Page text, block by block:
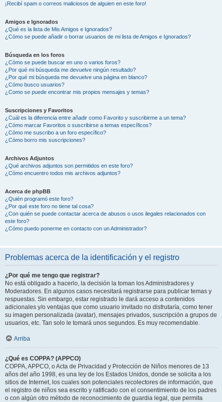
¡Recibí spam o correos maliciosos de alguien en este foro!
Amigos e Ignorados
¿Qué es la lista de Mis Amigos e Ignorados?
¿Cómo se puede añadir o borrar usuarios de mi lista de Amigos e Ignorados?
Búsqueda en los foros
¿Cómo se puede buscar en uno o varios foros?
¿Por qué mi búsqueda me devuelve ningún resultado?
¿Por qué mi búsqueda me devuelve una página en blanco?
¿Cómo busco usuarios?
¿Como se puede encontrar mis propios mensajes y temas?
Suscripciones y Favoritos
¿Cuál es la diferencia entre añadir como Favorito y suscribirme a un tema?
¿Cómo marcar Favoritos o suscribirse a temas específicos?
¿Cómo me suscribo a un foro específico?
¿Cómo borro mis suscripciones?
Archivos Adjuntos
¿Qué archivos adjuntos son permitidos en este foro?
¿Cómo encuentro todos mis archivos adjuntos?
Acerca de phpBB
¿Quién programó este foro?
¿Por qué este foro no tiene tal cosa?
¿Con quién se puede contactar acerca de abusos o usos ilegales relacionados con
este foro?
¿Cómo puedo ponerme en contacto con un Administrador?
Problemas acerca de la identificación y el registro
¿Por qué me tengo que registrar?
No está obligado a hacerlo, la decisión la toman los Administradores y
Moderadores. En algunos casos necesitará registrarse para publicar temas y
respuestas. Sin embargo, estar registrado le dará acceso a contenidos
adicionales y/o ventajas que como usuario invitado no disfrutaría, como tener
su imagen personalizada (avatar), mensajes privados, suscripción a grupos de
usuarios, etc. Tan solo le tomará unos segundos. Es muy recomendable.
Arriba
¿Qué es COPPA? (APPCO)
COPPA, APPCO, o Acta de Privacidad y Protección de Niños menores de 13
años del año 1998, es una ley de los Estados Unidos, donde se solicita a los
sitios de Internet, los cuales son potenciales recolectores de información, que
el registro de niños sea escrito y ratificado con el consentimiento de los padres
o con algún otro método de reconocimiento de guardia legal, que permita